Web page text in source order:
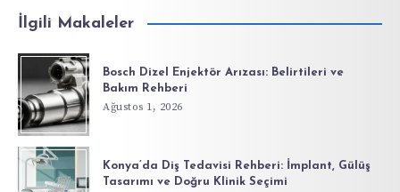
İlgili Makaleler
Bosch Dizel Enjektör Arızası: Belirtileri ve
Bakım Rehberi
Ağustos 1, 2026
Konya’da Diş Tedavisi Rehberi: İmplant, Gülüş
Tasarımı ve Doğru Klinik Seçimi